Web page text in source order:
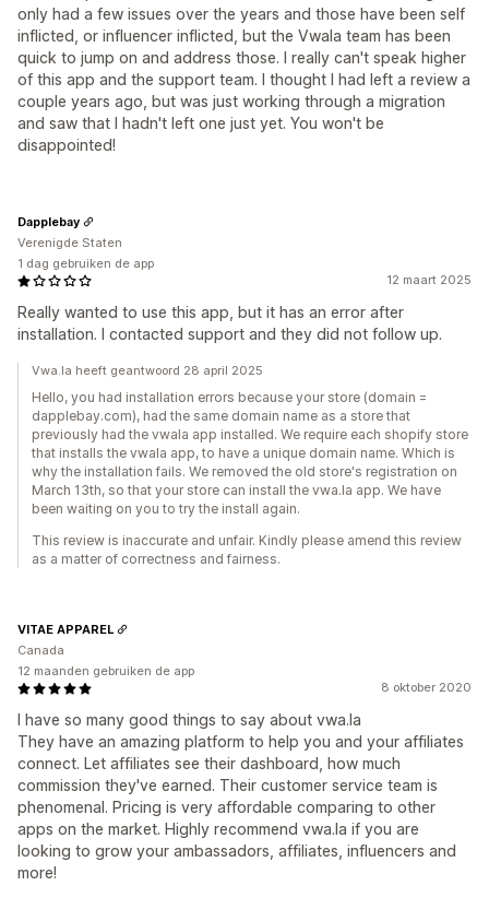
only had a few issues over the years and those have been self
inflicted, or influencer inflicted, but the Vwala team has been
quick to jump on and address those. I really can't speak higher
of this app and the support team. I thought I had left a review a
couple years ago, but was just working through a migration
and saw that I hadn't left one just yet. You won't be
disappointed!
12 maart 2025
Really wanted to use this app, but it has an error after
installation. I contacted support and they did not follow up.
Dapplebay
Verenigde Staten
1 dag gebruiken de app
Vwa.la heeft geantwoord 28 april 2025
Hello, you had installation errors because your store (domain =
dapplebay.com), had the same domain name as a store that
previously had the vwala app installed. We require each shopify store
that installs the vwala app, to have a unique domain name. Which is
why the installation fails. We removed the old store's registration on
March 13th, so that your store can install the vwa.la app. We have
been waiting on you to try the install again.
This review is inaccurate and unfair. Kindly please amend this review
as a matter of correctness and fairness.
8 oktober 2020
I have so many good things to say about vwa.la
They have an amazing platform to help you and your affiliates
connect. Let affiliates see their dashboard, how much
commission they've earned. Their customer service team is
phenomenal. Pricing is very affordable comparing to other
apps on the market. Highly recommend vwa.la if you are
looking to grow your ambassadors, affiliates, influencers and
more!
VITAE APPAREL
Canada
12 maanden gebruiken de app